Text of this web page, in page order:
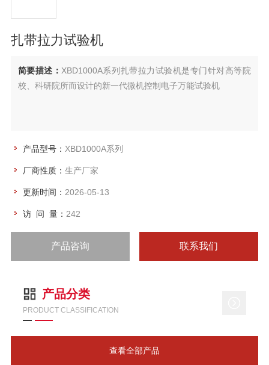
扎带拉力试验机
简要描述： XBD1000A系列扎带拉力试验机是专门针对高等院
校、科研院所而设计的新一代微机控制电子万能试验机
产品型号： XBD1000A系列
厂商性质： 生产厂家
更新时间： 2026-05-13
访 问 量： 242
产品咨询 联系我们
产品分类
PRODUCT CLASSIFICATION
查看全部产品